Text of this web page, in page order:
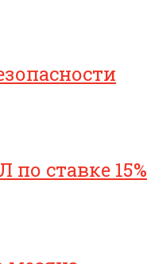
ставке 15%